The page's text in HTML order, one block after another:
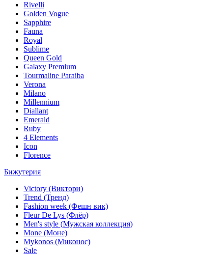
Rivelli
Golden Vogue
Sapphire
Fauna
Royal
Sublime
Queen Gold
Galaxy Premium
Tourmaline Paraiba
Verona
Milano
Millennium
Diallant
Emerald
Ruby
4 Elements
Icon
Florence
Бижутерия
Victory (Виктори)
Trend (Тренд)
Fashion week (Фешн вик)
Fleur De Lys (Флёр)
Men's style (Мужская коллекция)
Mone (Моне)
Mykonos (Миконос)
Sale